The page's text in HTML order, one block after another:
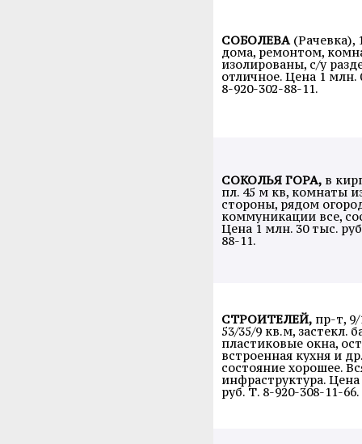
СОБОЛЕВА(Рачевка),
дома, ремонтом,
изолированы, с/у
отличное. Цена 1 млн.
8-920-302-88-11.
СОКОЛЬЯ ГОРА, в
пл. 45 м кв, комнаты
стороны, рядом
коммуникации все,
Цена 1 млн. 30 тыс.
88-11.
СТРОИТЕЛЕЙ, пр-т,
53/35/9 кв.м, застекл.
пластиковые окна,
встроенная кухня и
состояние хорошее.
инфраструктура.
руб. Т. 8-920-308-11-66.